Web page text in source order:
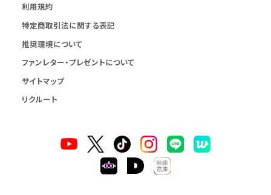
利用規約
特定商取引法に関する表記
推奨環境について
ファンレター・プレゼントについて
サイトマップ
リクルート